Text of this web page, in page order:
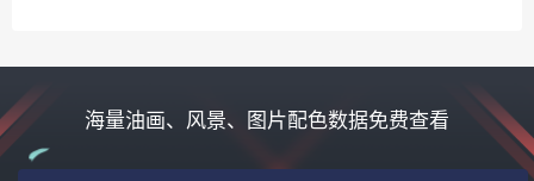
海量油画、风景、图片配色数据免费查看